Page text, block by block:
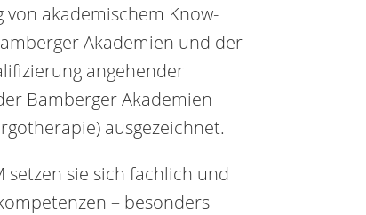
akademischem Know-
Akademien und der
angehender
Bamberger Akademien
ausgezeichnet.
setzen sie sich fachlich und
– besonders